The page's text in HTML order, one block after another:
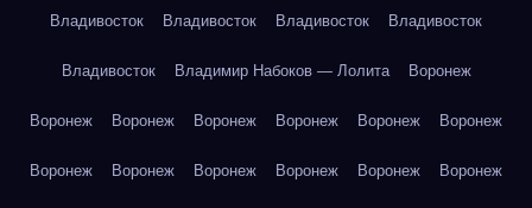
Владивосток Владивосток Владивосток Владивосток
Владивосток Владимир Набоков — Лолита Воронеж
Воронеж Воронеж Воронеж Воронеж Воронеж Воронеж
Воронеж Воронеж Воронеж Воронеж Воронеж Воронеж